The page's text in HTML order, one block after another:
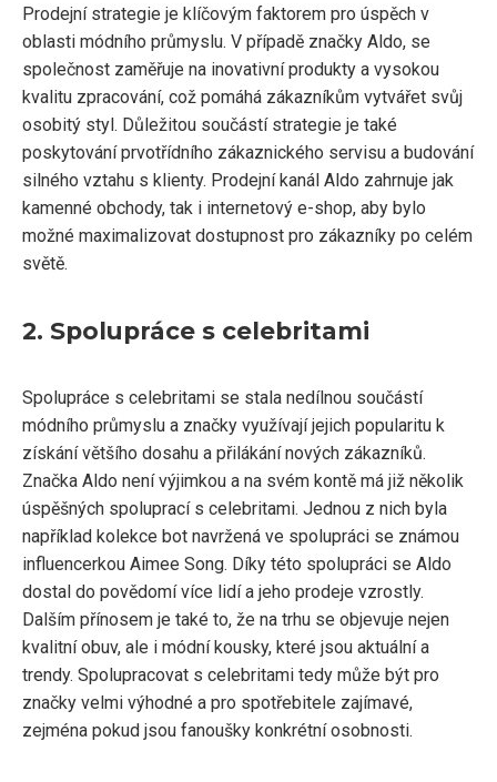
Prodejní strategie je klíčovým faktorem pro úspěch v
oblasti módního průmyslu. V případě značky Aldo, se
společnost zaměřuje na inovativní produkty a vysokou
kvalitu zpracování, což pomáhá zákazníkům vytvářet svůj
osobitý styl. Důležitou součástí strategie je také
poskytování prvotřídního zákaznického servisu a budování
silného vztahu s klienty. Prodejní kanál Aldo zahrnuje jak
kamenné obchody, tak i internetový e-shop, aby bylo
možné maximalizovat dostupnost pro zákazníky po celém
světě.
2. Spolupráce s celebritami
Spolupráce s celebritami se stala nedílnou součástí
módního průmyslu a značky využívají jejich popularitu k
získání většího dosahu a přilákání nových zákazníků.
Značka Aldo není výjimkou a na svém kontě má již několik
úspěšných spoluprací s celebritami. Jednou z nich byla
například kolekce bot navržená ve spolupráci se známou
influencerkou Aimee Song. Díky této spolupráci se Aldo
dostal do povědomí více lidí a jeho prodeje vzrostly.
Dalším přínosem je také to, že na trhu se objevuje nejen
kvalitní obuv, ale i módní kousky, které jsou aktuální a
trendy. Spolupracovat s celebritami tedy může být pro
značky velmi výhodné a pro spotřebitele zajímavé,
zejména pokud jsou fanoušky konkrétní osobnosti.